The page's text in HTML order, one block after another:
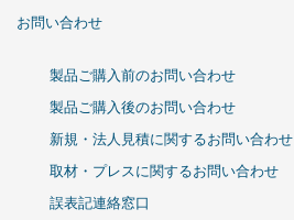
お問い合わせ
製品ご購入前のお問い合わせ
製品ご購入後のお問い合わせ
新規・法人見積に関するお問い合わせ
取材・プレスに関するお問い合わせ
誤表記連絡窓口